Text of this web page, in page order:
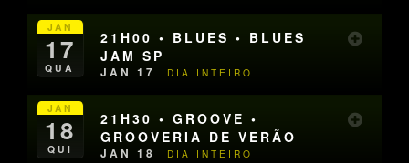
JAN
17
QUA
21H00 • BLUES • BLUES
JAM SP
JAN 17 DIA INTEIRO
JAN
18
QUI
21H30 • GROOVE •
GROOVERIA DE VERÃO
JAN 18 DIA INTEIRO